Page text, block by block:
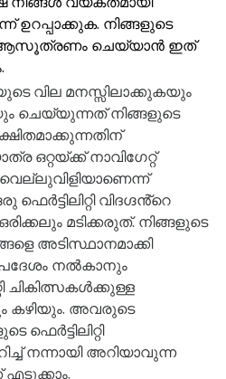
ഉറപ്പാക്കുക. നിങ്ങളുടെ
ആസൂത്രണം ചെയ്യാൻ ഇത്
വില മനസ്സിലാക്കുകയും
ചെയ്യുന്നത് നിങ്ങളുടെ
ഒറ്റയ്ക്ക് നാവിഗേറ്റ്
വിദഗ്ദൻ്റെ
മടിക്കരുത്. നിങ്ങളുടെ
അടിസ്ഥാനമാക്കി
നൽകാനും
ചികിത്സകൾക്കുള്ള
കഴിയും. അവരുടെ
നന്നായി അറിയാവുന്ന
എടുക്കാം.